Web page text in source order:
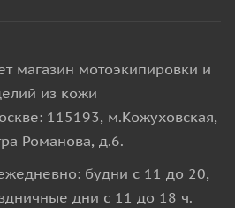
магазин мотоэкипировки и
из кожи
115193, м.Кожуховская,
Романова, д.6.
будни с 11 до 20,
дни с 11 до 18 ч.